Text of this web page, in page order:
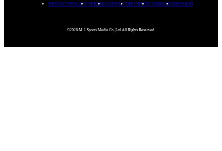
PRIVACYPOLICYTERMSCONTACTRECRUITCOMPANYMISSION
©2026.M-1 Sports Media Co.,Ltd.All Rights Reserved.